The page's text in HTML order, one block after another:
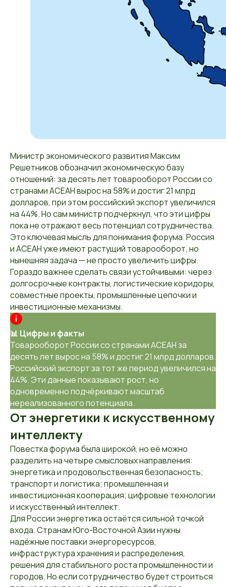
Министр экономического развития Максим
Решетников обозначил экономическую базу
отношений: за десять лет товарооборот России со
странами АСЕАН вырос на 58% и достиг 21 млрд
долларов, при этом российский экспорт увеличился
на 44%. Но сам министр подчеркнул, что эти цифры
пока не отражают весь потенциал сотрудничества.
Это ключевая мысль для понимания форума. Россия
и АСЕАН уже имеют растущий товарооборот, но
нынешняя задача — не просто увеличить цифры.
Гораздо важнее сделать связи устойчивыми: через
долгосрочные контракты, логистические коридоры,
совместные проекты, промышленные цепочки и
инвестиционные механизмы.
📊 Цифры и факты
Товарооборот России со странами АСЕАН за
десять лет вырос на 58% и достиг 21 млрд долларов.
Российский экспорт за тот же период увеличился на
44%. Эти данные показывают рост, но
одновременно подчёркивают масштаб
нереализованного потенциала.
От энергетики к искусственному
интеллекту
Повестка форума была широкой, но её можно
разделить на четыре смысловых направления:
энергетика и продовольственная безопасность;
транспорт и логистика; промышленная и
инвестиционная кооперация; цифровые технологии
и искусственный интеллект.
Для России энергетика остаётся сильной точкой
входа. Странам Юго-Восточной Азии нужны
надёжные поставки энергоресурсов,
инфраструктура хранения и распределения,
решения для стабильного роста промышленности и
городов. Но если сотрудничество будет строиться